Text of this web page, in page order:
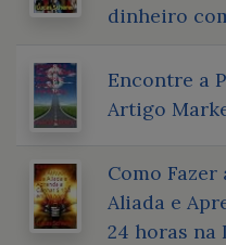
dinheiro
Encontre a
Artigo
Como Fazer
Aliada e
24 horas na